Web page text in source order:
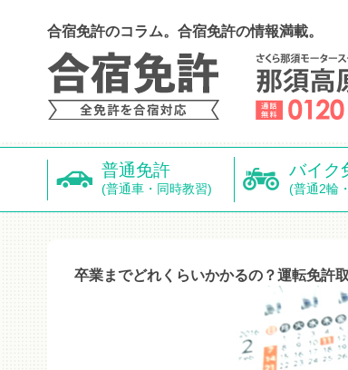
合宿免許のコラム。合宿免許の情報満載。
普通免許
(普通車・同時教習)
バイク
(普通2輪
卒業までどれくらいかかるの？運転免許